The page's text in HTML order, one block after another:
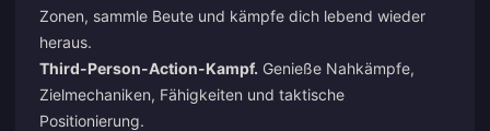
Zonen, sammle Beute und kämpfe dich lebend wieder
heraus.
Third-Person-Action-Kampf. Genieße Nahkämpfe,
Zielmechaniken, Fähigkeiten und taktische
Positionierung.